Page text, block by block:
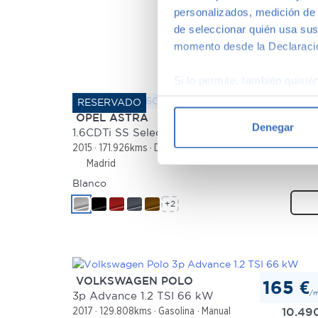
personalizados, medición
de seleccionar quién usa
momento desde la
Si lo permite, también
Recopilar
Obtenga más información
Las cookies de este sitio
y analizar el tráfico.
Denegar
OPEL ASTRA
1.6CDTi SS Selective 110
2015 171.926kms Diésel
Manual
Madrid
116 €
Blanco
+2
VOLKSWAGEN POLO
3p Advance 1.2 TSI 66 kW
2017 129.808kms Gasolina
Manual
165 €/